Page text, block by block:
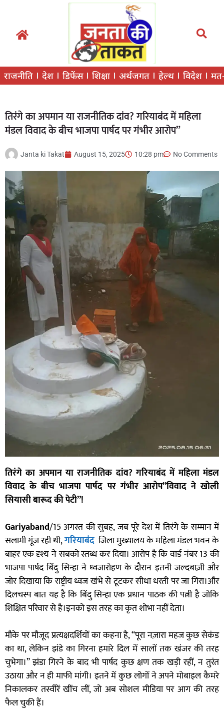
राजनीति देश डिफेंस शिक्षा अर्थजगत हेल्थ विदेश
तिरंगे का अपमान या राजनीतिक दांव? गरियाबंद में महिला
मंडल विवाद के बीच भाजपा पार्षद पर गंभीर आरोप”
Janta ki Takat August 15, 2025 10:28 pm No Comments
तिरंगे का अपमान या राजनीतिक दांव? गरियाबंद में महिला मंडल
विवाद के बीच भाजपा पार्षद पर गंभीर आरोप”विवाद ने खोली
सियासी बारूद की पेटी”!
Gariyaband/15 अगस्त की सुबह, जब पूरे देश में तिरंगे के सम्मान में
सलामी गूंज रही थी,गरियाबंद जिला मुख्यालय के महिला मंडल भवन के
बाहर एक दृश्य ने सबको स्तब्ध कर दिया। आरोप है कि वार्ड नंबर 13 की
भाजपा पार्षद बिंदु सिन्हा ने ध्वजारोहण के दौरान इतनी जल्दबाज़ी और
जोर दिखाया कि राष्ट्रीय ध्वज खंभे से टूटकर सीधा धरती पर जा गिरा।और
दिलचस्प बात यह है कि बिंदु सिन्हा एक प्रधान पाठक की पत्नी है जोकि
शिक्षित परिवार से है।इनको इस तरह का कृत शोभा नहीं देता।
मौके पर मौजूद प्रत्यक्षदर्शियों का कहना है, “पूरा नज़ारा महज कुछ सेकंड
का था, लेकिन झंडे का गिरना हमारे दिल में सालों तक खंजर की तरह
चुभेगा।” झंडा गिरने के बाद भी पार्षद कुछ क्षण तक खड़ी रहीं, न तुरंत
उठाया और न ही माफी मांगी। इतने में कुछ लोगों ने अपने मोबाइल कैमरे
निकालकर तस्वीरें खींच लीं, जो अब सोशल मीडिया पर आग की तरह
फैल चुकी हैं।